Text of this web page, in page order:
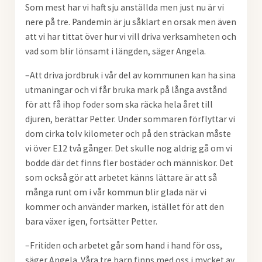
Som mest har vi haft sju anställda men just nu är vi
nere på tre. Pandemin är ju såklart en orsak men även
att vi har tittat över hur vi vill driva verksamheten och
vad som blir lönsamt i längden, säger Angela.
–Att driva jordbruk i vår del av kommunen kan ha sina
utmaningar och vi får bruka mark på långa avstånd
för att få ihop foder som ska räcka hela året till
djuren, berättar Petter. Under sommaren förflyttar vi
dom cirka tolv kilometer och på den sträckan måste
vi över E12 två gånger. Det skulle nog aldrig gå om vi
bodde där det finns fler bostäder och människor. Det
som också gör att arbetet känns lättare är att så
många runt om i vår kommun blir glada när vi
kommer och använder marken, istället för att den
bara växer igen, fortsätter Petter.
–Fritiden och arbetet går som hand i hand för oss,